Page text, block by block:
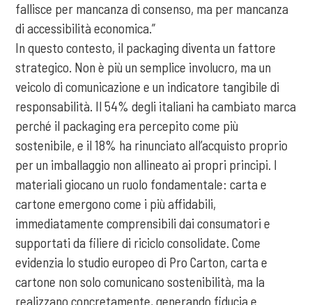
fallisce per mancanza di consenso, ma per mancanza
di accessibilità economica.”
In questo contesto, il packaging diventa un fattore
strategico. Non è più un semplice involucro, ma un
veicolo di comunicazione e un indicatore tangibile di
responsabilità. Il 54% degli italiani ha cambiato marca
perché il packaging era percepito come più
sostenibile, e il 18% ha rinunciato all’acquisto proprio
per un imballaggio non allineato ai propri principi. I
materiali giocano un ruolo fondamentale: carta e
cartone emergono come i più affidabili,
immediatamente comprensibili dai consumatori e
supportati da filiere di riciclo consolidate. Come
evidenzia lo studio europeo di Pro Carton, carta e
cartone non solo comunicano sostenibilità, ma la
realizzano concretamente, generando fiducia e